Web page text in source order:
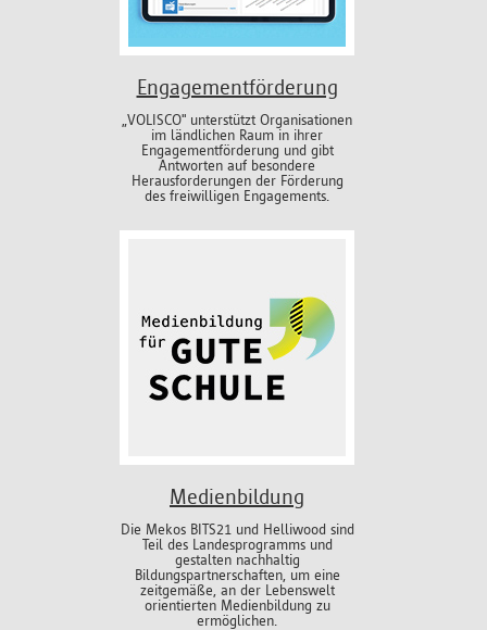
Engagementförderung
„VOLISCO" unterstützt Organisationen
im ländlichen Raum in ihrer
Engagementförderung und gibt
Antworten auf besondere
Herausforderungen der Förderung
des freiwilligen Engagements.
Medienbildung
Die Mekos BITS21 und Helliwood sind
Teil des Landesprogramms und
gestalten nachhaltig
Bildungspartnerschaften, um eine
zeitgemäße, an der Lebenswelt
orientierten Medienbildung zu
ermöglichen.